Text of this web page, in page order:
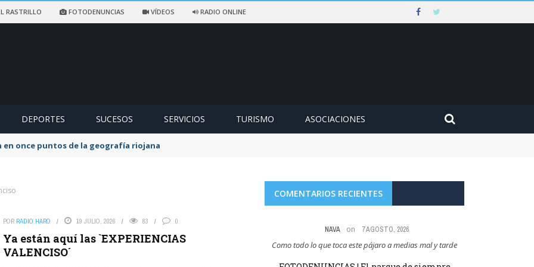
RASTRILLO FOTODENUNCIAS VÍDEOS RADIO ONLINE
DEPORTES SUCESOS SERVICIOS TURISMO ASOCIACIONES
en once puntos de la geografía riojana
POR RADIO HARO 19 JULIO, 2026 83 0
Ya están aquí las `EXPERIENCIAS
VALENCISO´
COMENTARIOS RECIENTES
Como me engañaron estos del Psoe. Ya no cuela
NAVA on 7 AGOSTO, 2026
Como todo lo que toca este pájaro a medias mal y tarde